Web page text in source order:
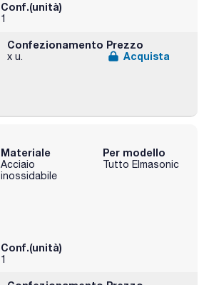
Conf.(unità)
1
Confezionamento
x u.
Prezzo
Acquista
Materiale
Acciaio
inossidabile
Per modello
Tutto Elmasonic
Conf.(unità)
1